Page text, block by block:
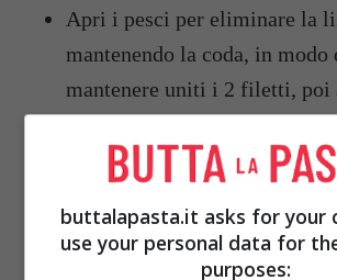
Apri i pesci per eliminare la
mantenendo la coda, in modo
mantenere uniti i 2 filetti, poi
Prepara una marinatura in
succo di limone e rosmarino,
triglie e falle riposare per
buttalapasta.it asks for your
use your personal data for
purposes: